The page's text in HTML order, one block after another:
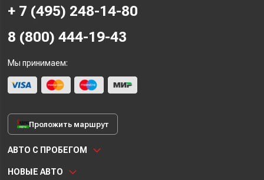
+ 7 (495) 248-14-80
8 (800) 444-19-43
Мы принимаем:
Проложить маршрут
АВТО С ПРОБЕГОМ
НОВЫЕ АВТО